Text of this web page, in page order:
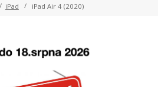
iPad iPad Air 4 (2020)